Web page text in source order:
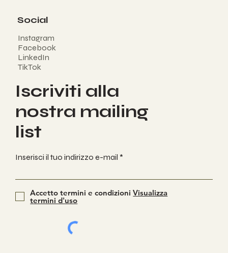
Social
Instagram
Facebook
LinkedIn
TikTok
Iscriviti alla
nostra mailing
list
Inserisci il tuo indirizzo e-mail
Accetto termini e condizioni Visualizza
termini d'uso